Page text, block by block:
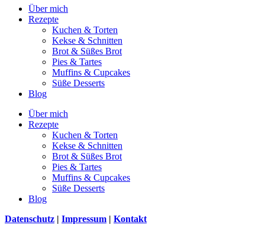
Über mich
Rezepte
Kuchen & Torten
Kekse & Schnitten
Brot & Süßes Brot
Pies & Tartes
Muffins & Cupcakes
Süße Desserts
Blog
Über mich
Rezepte
Kuchen & Torten
Kekse & Schnitten
Brot & Süßes Brot
Pies & Tartes
Muffins & Cupcakes
Süße Desserts
Blog
Datenschutz | Impressum | Kontakt